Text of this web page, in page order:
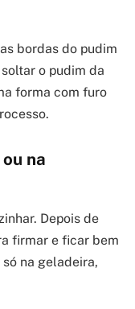
bordas do pudim
o pudim da
forma com furo
na
Depois de
firmar e ficar bem
na geladeira,